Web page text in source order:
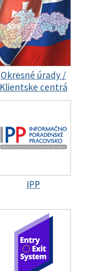
Okresné úrady /
Klientske centrá
IPP